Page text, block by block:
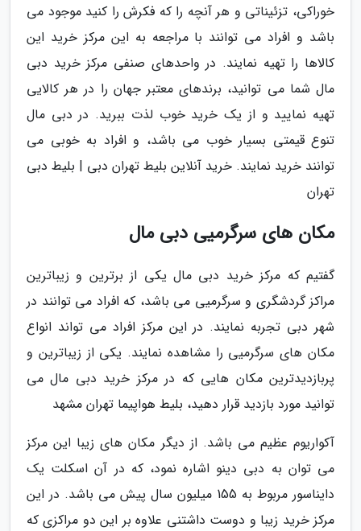
خوراکی، تزئیناتی و هر آنچه را که فکرش را کنید موجود می
باشد و افراد می توانند با مراجعه به این مرکز خرید این
کالاها را تهیه نمایند. در واحدهای صنفی مرکز خرید دبی
مال شما می توانید، برندهای معتبر جهان را در هر کالایی
تهیه نمایید و از یک خرید خوب لذت ببرید. در دبی مال
تنوع قیمتی بسیار خوب می باشد، و افراد به خوبی می
توانند خرید نمایند. خرید آنلاین بلیط تهران دبی | بلیط دبی
تهران
مکان های سرگرمیی دبی مال
گفتیم که مرکز خرید دبی مال یکی از برترین و زیباترین
مراکز گردشگری و سرگرمیی می باشد، که افراد می توانند در
شهر دبی تجربه نمایند. در این مرکز افراد می تواند انواع
مکان های سرگرمیی را مشاهده نمایند. یکی از زیباترین و
پربازدیدترین مکان هایی که در مرکز خرید دبی مال می
توانید مورد بازدید قرار دهید، بلیط هواپیما تهران مشهد
آکواریوم عظیم می باشد. از دیگر مکان های زیبا این مرکز
می توان به دبی دینو اشاره نمود، که در آن اسکلت یک
دایناسور مربوط به 155 میلیون سال پیش می باشد. در این
مرکز خرید زیبا و دوست داشتنی علاوه بر این دو مراکزی که